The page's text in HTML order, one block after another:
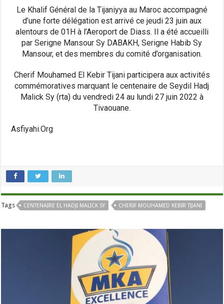
Le Khalif Général de la Tijaniyya au Maroc accompagné
d’une forte délégation est arrivé ce jeudi 23 juin aux
alentours de 01H à l’Aeroport de Diass. Il a été accueilli
par Serigne Mansour Sy DABAKH, Serigne Habib Sy
Mansour, et des membres du comité d’organisation.
Cherif Mouhamed El Kebir Tijani participera aux activités
commémoratives marquant le centenaire de Seydil Hadj
Malick Sy (rta) du vendredi 24 au lundi 27 juin 2022 à
Tivaouane.
Asfiyahi.Org
Tags CENTENAIRE EL HADJI MALICK SY CHERIF MOUHAMED KEBIR TIJANI